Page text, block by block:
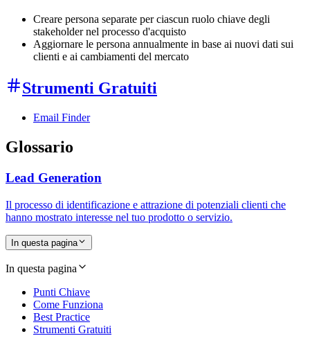
Creare persona separate per ciascun ruolo chiave degli
stakeholder nel processo d'acquisto
Aggiornare le persona annualmente in base ai nuovi dati sui
clienti e ai cambiamenti del mercato
Strumenti Gratuiti
Email Finder
Glossario
Lead Generation
Il processo di identificazione e attrazione di potenziali clienti che
hanno mostrato interesse nel tuo prodotto o servizio.
In questa pagina
In questa pagina
Punti Chiave
Come Funziona
Best Practice
Strumenti Gratuiti